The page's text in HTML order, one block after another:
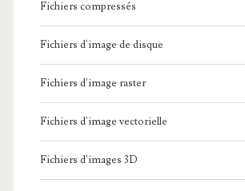
Fichiers compressés
Fichiers d'image de disque
Fichiers d'image raster
Fichiers d'image vectorielle
Fichiers d'images 3D